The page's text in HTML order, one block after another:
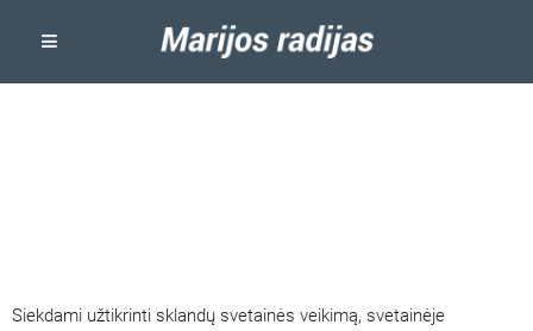
Siekdami užtikrinti sklandų svetainės veikimą, svetainėje